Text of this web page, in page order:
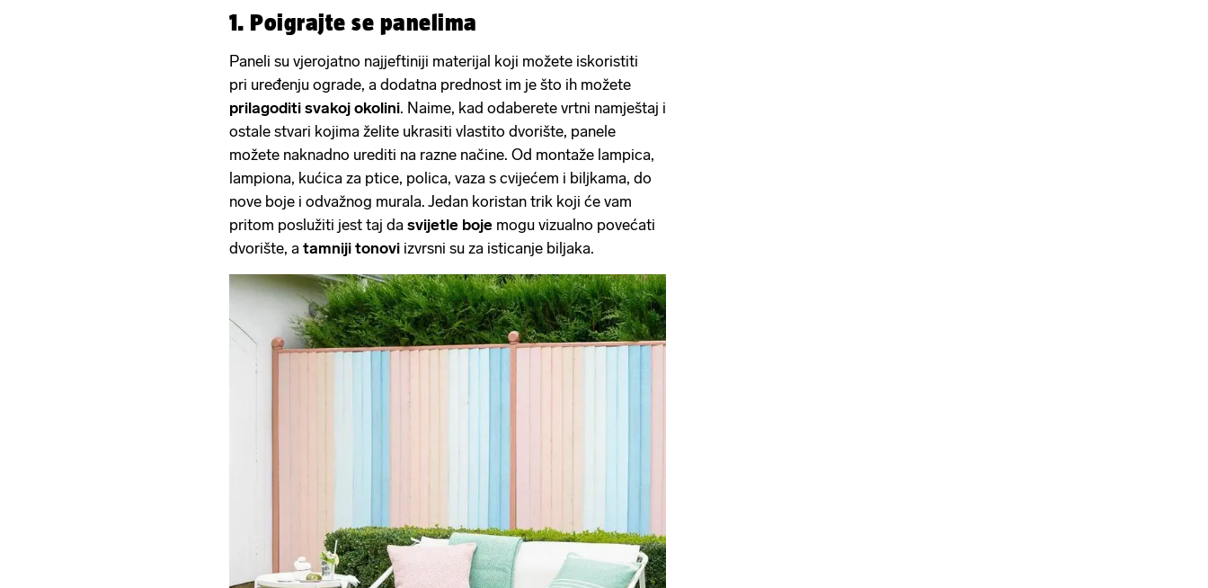
1. Poigrajte se panelima
Paneli su vjerojatno najjeftiniji materijal koji možete iskoristiti
pri uređenju ograde, a dodatna prednost im je što ih možete
prilagoditi svakoj okolini. Naime, kad odaberete vrtni namještaj i
ostale stvari kojima želite ukrasiti vlastito dvorište, panele
možete naknadno urediti na razne načine. Od montaže lampica,
lampiona, kućica za ptice, polica, vaza s cvijećem i biljkama, do
nove boje i odvažnog murala. Jedan koristan trik koji će vam
pritom poslužiti jest taj da svijetle boje mogu vizualno povećati
dvorište, a tamniji tonovi izvrsni su za isticanje biljaka.